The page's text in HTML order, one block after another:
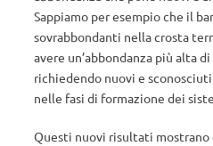
Sappiamo per esempio che il
sovrabbondanti nella crosta
avere un’abbondanza più alta
richiedendo nuovi e
nelle fasi di formazione dei
Questi nuovi risultati mostrano